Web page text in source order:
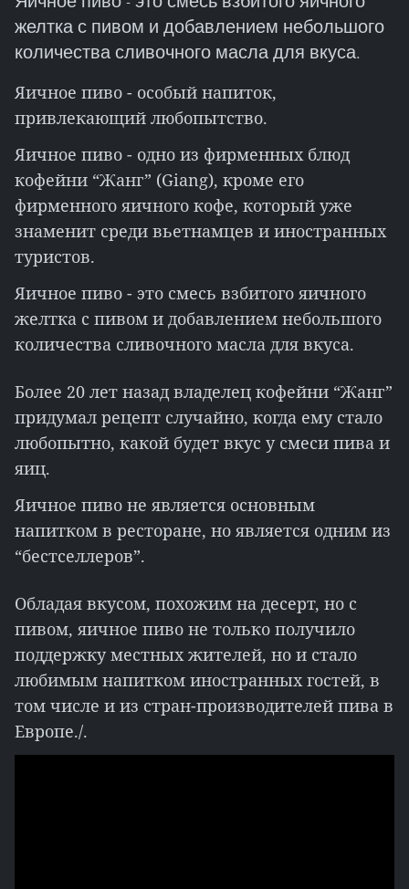
желтка с пивом и добавлением небольшого
количества сливочного масла для вкуса.
Яичное пиво - особый напиток,
привлекающий любопытство.
Яичное пиво - одно из фирменных блюд
кофейни “Жанг” (Giang), кроме его
фирменного яичного кофе, который уже
знаменит среди вьетнамцев и иностранных
туристов.
Яичное пиво - это смесь взбитого яичного
желтка с пивом и добавлением небольшого
количества сливочного масла для вкуса.
Более 20 лет назад владелец кофейни “Жанг”
придумал рецепт случайно, когда ему стало
любопытно, какой будет вкус у смеси пива и
яиц.
Яичное пиво не является основным
напитком в ресторане, но является одним из
“бестселлеров”.
Обладая вкусом, похожим на десерт, но с
пивом, яичное пиво не только получило
поддержку местных жителей, но и стало
любимым напитком иностранных гостей, в
том числе и из стран-производителей пива в
Европе./.